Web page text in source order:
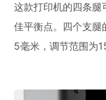
这款打印机的四条腿
佳平衡点。四个支
5毫米，调节范围为